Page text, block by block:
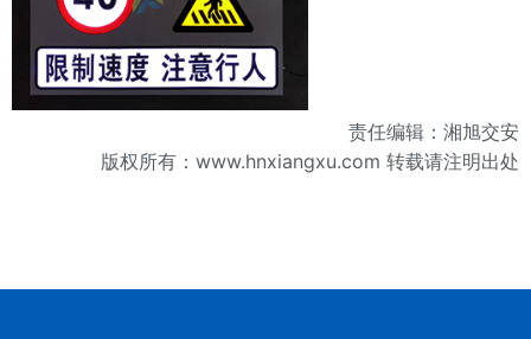
责任编辑：湘旭交安
版权所有： www.hnxiangxu.com 转载请注明出处